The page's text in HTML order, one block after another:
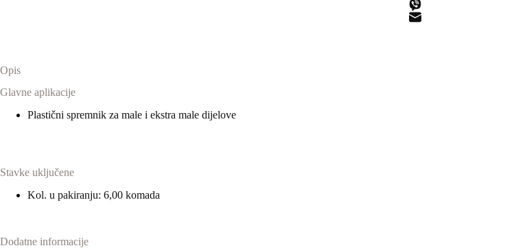
Opis
Glavne aplikacije
Plastični spremnik za male i ekstra male dijelove
Stavke uključene
Kol. u pakiranju: 6,00 komada
Dodatne informacije